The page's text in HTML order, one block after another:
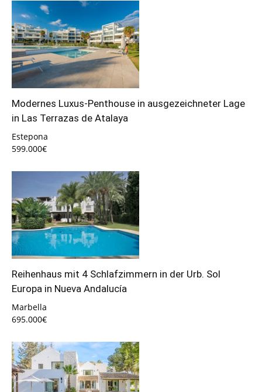
Modernes Luxus-Penthouse in ausgezeichneter Lage
in Las Terrazas de Atalaya
Estepona
599.000€
Reihenhaus mit 4 Schlafzimmern in der Urb. Sol
Europa in Nueva Andalucía
Marbella
695.000€